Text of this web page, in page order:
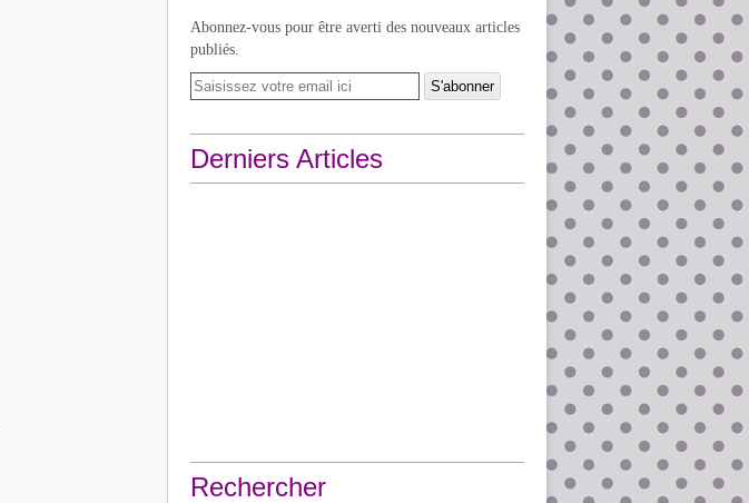
Abonnez-vous pour être averti des nouveaux articles
publiés.
Derniers Articles
Rechercher